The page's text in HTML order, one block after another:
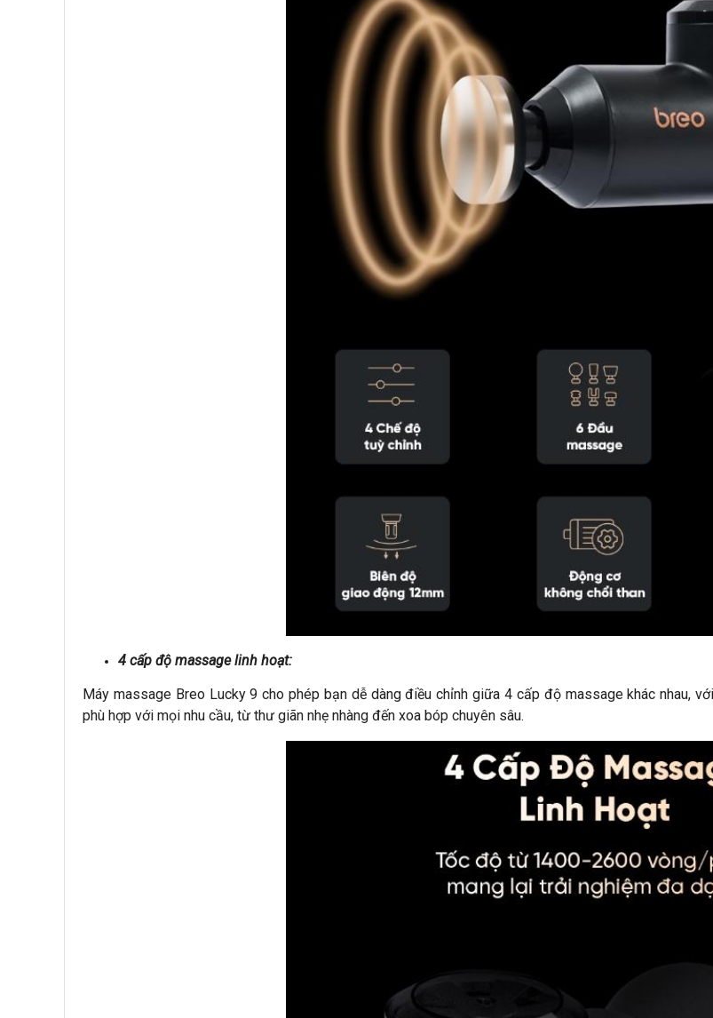
4 cấp độ massage linh hoạt:
Máy massage Breo Lucky 9 cho phép bạn dễ dàng điều chỉnh giữa 4 cấp độ massage khác nhau,
phù hợp với mọi nhu cầu, từ thư giãn nhẹ nhàng đến xoa bóp chuyên sâu.